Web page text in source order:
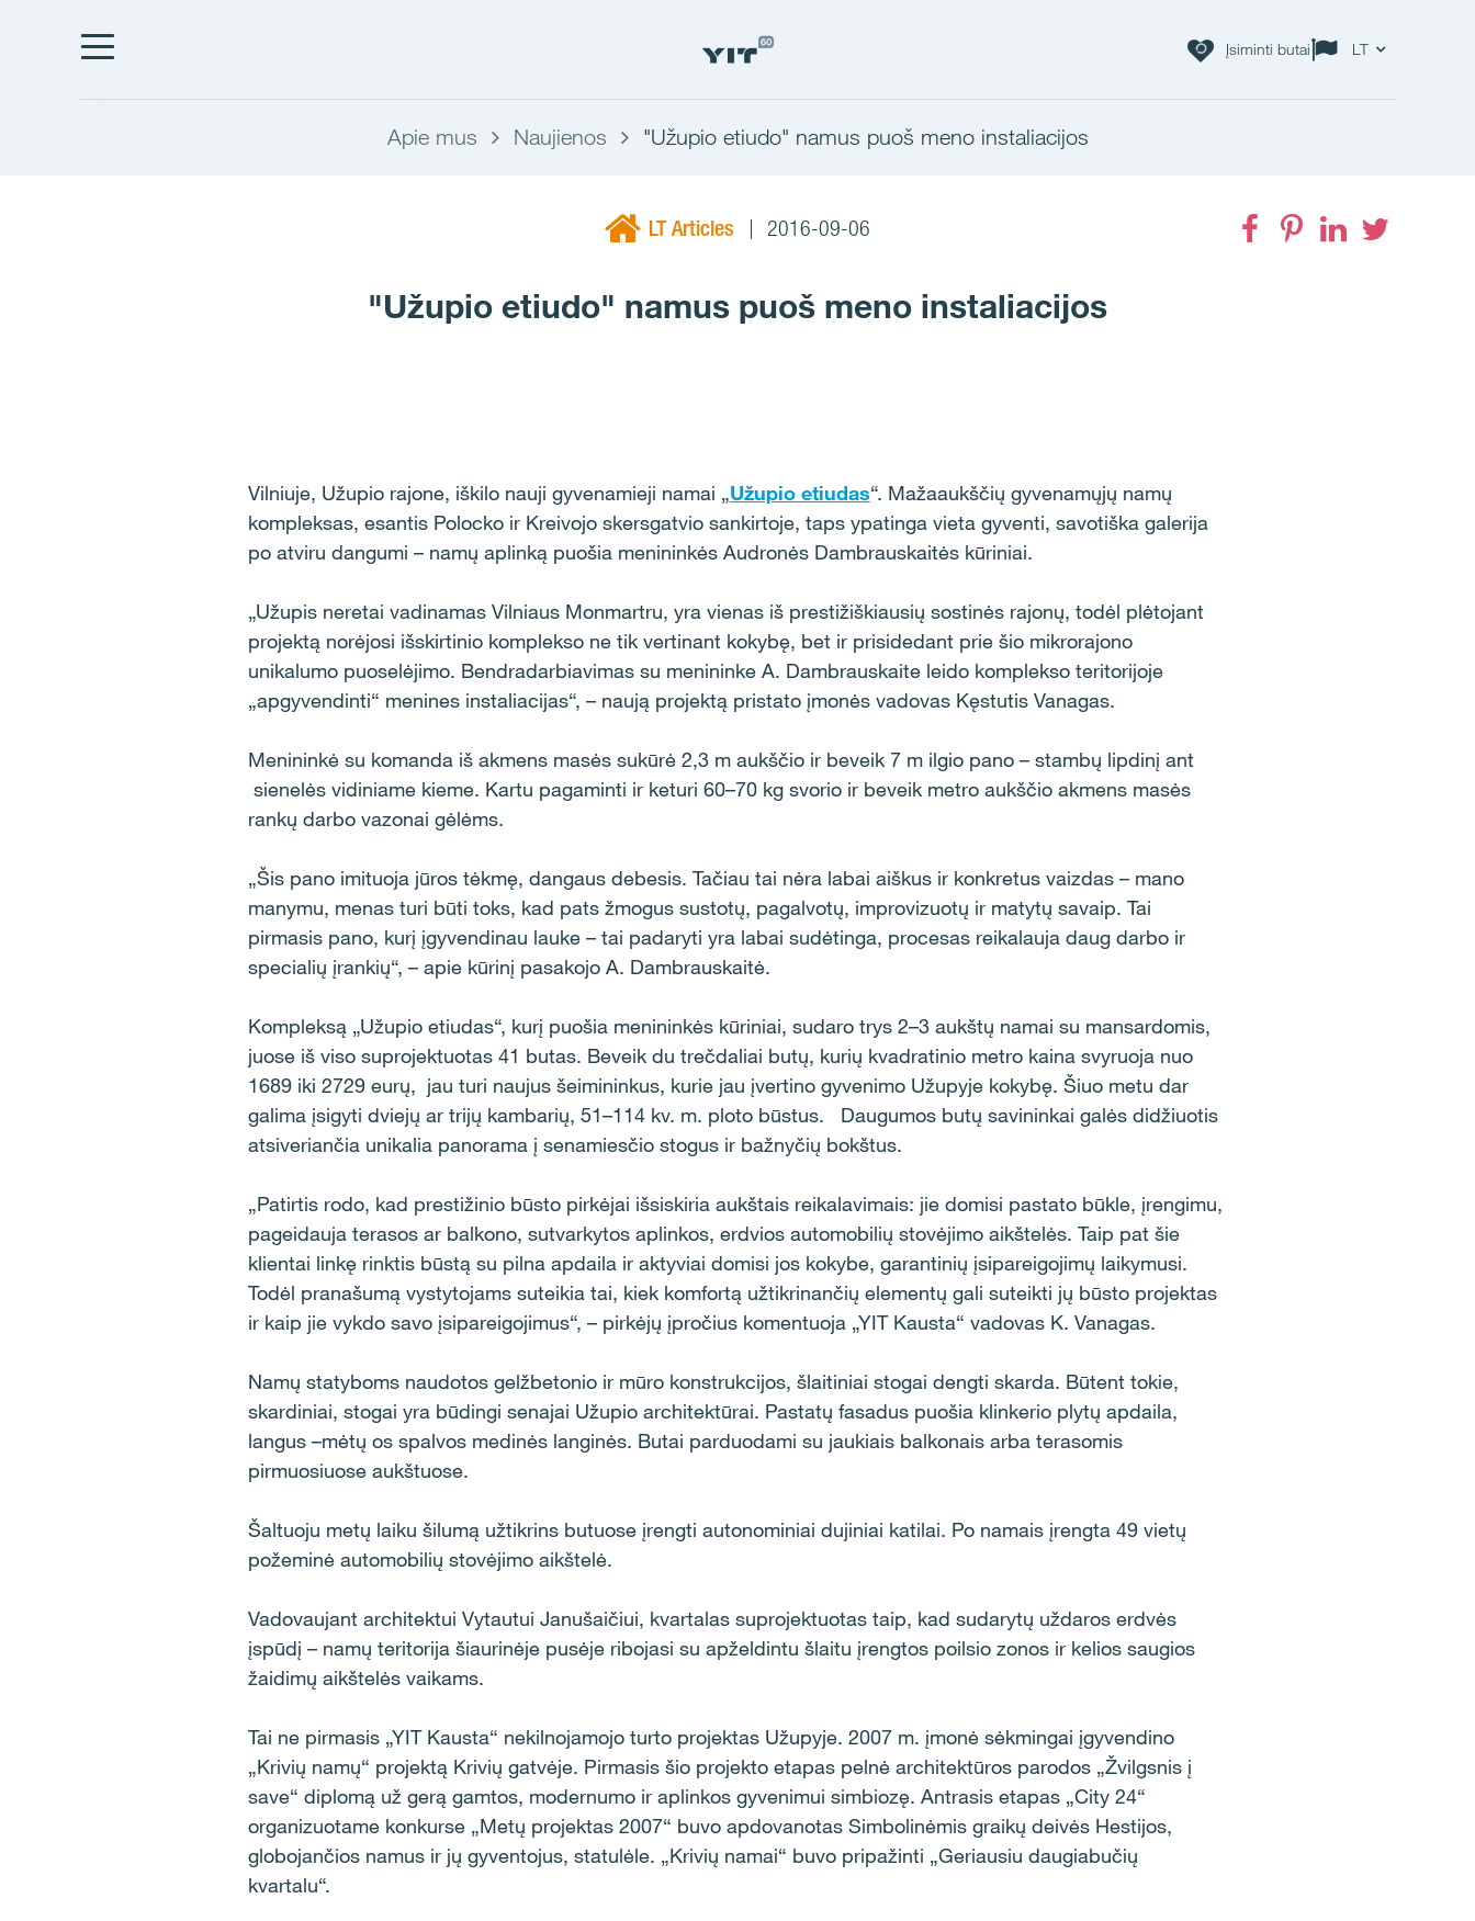
Įsiminti butai LT
Apie mus Naujienos "Užupio etiudo" namus puoš meno instaliacijos
LT Articles 2016-09-06
"Užupio etiudo" namus puoš meno instaliacijos
Vilniuje, Užupio rajone, iškilo nauji gyvenamieji namai „Užupio etiudas“. Mažaaukščių gyvenamųjų namų
kompleksas, esantis Polocko ir Kreivojo skersgatvio sankirtoje, taps ypatinga vieta gyventi, savotiška galerija
po atviru dangumi – namų aplinką puošia menininkės Audronės Dambrauskaitės kūriniai.
„Užupis neretai vadinamas Vilniaus Monmartru, yra vienas iš prestižiškiausių sostinės rajonų, todėl plėtojant
projektą norėjosi išskirtinio komplekso ne tik vertinant kokybę, bet ir prisidedant prie šio mikrorajono
unikalumo puoselėjimo. Bendradarbiavimas su menininke A. Dambrauskaite leido komplekso teritorijoje
„apgyvendinti“ menines instaliacijas“, – naują projektą pristato įmonės vadovas Kęstutis Vanagas.
Menininkė su komanda iš akmens masės sukūrė 2,3 m aukščio ir beveik 7 m ilgio pano – stambų lipdinį ant
sienelės vidiniame kieme. Kartu pagaminti ir keturi 60–70 kg svorio ir beveik metro aukščio akmens masės
rankų darbo vazonai gėlėms.
„Šis pano imituoja jūros tėkmę, dangaus debesis. Tačiau tai nėra labai aiškus ir konkretus vaizdas – mano
manymu, menas turi būti toks, kad pats žmogus sustotų, pagalvotų, improvizuotų ir matytų savaip. Tai
pirmasis pano, kurį įgyvendinau lauke – tai padaryti yra labai sudėtinga, procesas reikalauja daug darbo ir
specialių įrankių“, – apie kūrinį pasakojo A. Dambrauskaitė.
Kompleksą „Užupio etiudas“, kurį puošia menininkės kūriniai, sudaro trys 2–3 aukštų namai su mansardomis,
juose iš viso suprojektuotas 41 butas. Beveik du trečdaliai butų, kurių kvadratinio metro kaina svyruoja nuo
1689 iki 2729 eurų, jau turi naujus šeimininkus, kurie jau įvertino gyvenimo Užupyje kokybę. Šiuo metu dar
galima įsigyti dviejų ar trijų kambarių, 51–114 kv. m. ploto būstus. Daugumos butų savininkai galės didžiuotis
atsiveriančia unikalia panorama į senamiesčio stogus ir bažnyčių bokštus.
„Patirtis rodo, kad prestižinio būsto pirkėjai išsiskiria aukštais reikalavimais: jie domisi pastato būkle, įrengimu,
pageidauja terasos ar balkono, sutvarkytos aplinkos, erdvios automobilių stovėjimo aikštelės. Taip pat šie
klientai linkę rinktis būstą su pilna apdaila ir aktyviai domisi jos kokybe, garantinių įsipareigojimų laikymusi.
Todėl pranašumą vystytojams suteikia tai, kiek komfortą užtikrinančių elementų gali suteikti jų būsto projektas
ir kaip jie vykdo savo įsipareigojimus“, – pirkėjų įpročius komentuoja „YIT Kausta“ vadovas K. Vanagas.
Namų statyboms naudotos gelžbetonio ir mūro konstrukcijos, šlaitiniai stogai dengti skarda. Būtent tokie,
skardiniai, stogai yra būdingi senajai Užupio architektūrai. Pastatų fasadus puošia klinkerio plytų apdaila,
langus –mėtų os spalvos medinės langinės. Butai parduodami su jaukiais balkonais arba terasomis
pirmuosiuose aukštuose.
Šaltuoju metų laiku šilumą užtikrins butuose įrengti autonominiai dujiniai katilai. Po namais įrengta 49 vietų
požeminė automobilių stovėjimo aikštelė.
Vadovaujant architektui Vytautui Janušaičiui, kvartalas suprojektuotas taip, kad sudarytų uždaros erdvės
įspūdį – namų teritorija šiaurinėje pusėje ribojasi su apželdintu šlaitu įrengtos poilsio zonos ir kelios saugios
žaidimų aikštelės vaikams.
Tai ne pirmasis „YIT Kausta“ nekilnojamojo turto projektas Užupyje. 2007 m. įmonė sėkmingai įgyvendino
„Krivių namų“ projektą Krivių gatvėje. Pirmasis šio projekto etapas pelnė architektūros parodos „Žvilgsnis į
save“ diplomą už gerą gamtos, modernumo ir aplinkos gyvenimui simbiozę. Antrasis etapas „City 24“
organizuotame konkurse „Metų projektas 2007“ buvo apdovanotas Simbolinėmis graikų deivės Hestijos,
globojančios namus ir jų gyventojus, statulėle. „Krivių namai“ buvo pripažinti „Geriausiu daugiabučių
kvartalu“.